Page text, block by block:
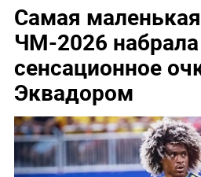
Самая
ЧМ-2026 набрала
сенсационное
Эквадором